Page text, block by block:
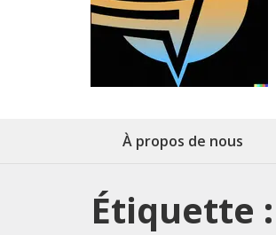
À propos de nous
Étiquette :